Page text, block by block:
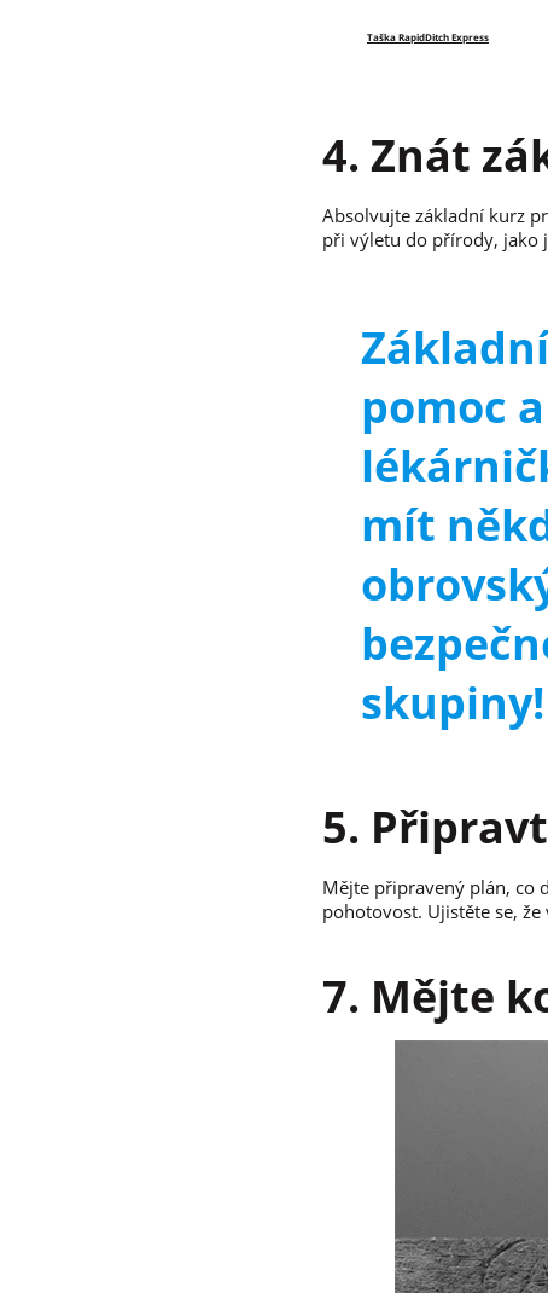
Taška RapidDitch Express
4. Znát
Absolvujte základní kurz
při výletu do přírody, jako
pomoc a
mít
skupiny!
5.
Mějte připravený plán, co
pohotovost. Ujistěte se,
7. Mějte